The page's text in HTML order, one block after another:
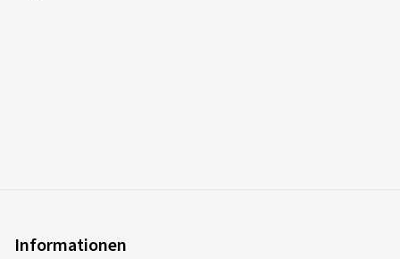
Informationen